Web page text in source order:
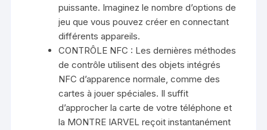
puissante. Imaginez le nombre d’options de
jeu que vous pouvez créer en connectant
différents appareils.
CONTRÔLE NFC : Les dernières méthodes
de contrôle utilisent des objets intégrés
NFC d’apparence normale, comme des
cartes à jouer spéciales. Il suffit
d’approcher la carte de votre téléphone et
la MONTRE IARVEL reçoit instantanément